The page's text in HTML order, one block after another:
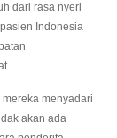
dari rasa nyeri
Indonesia
menyadari
akan ada